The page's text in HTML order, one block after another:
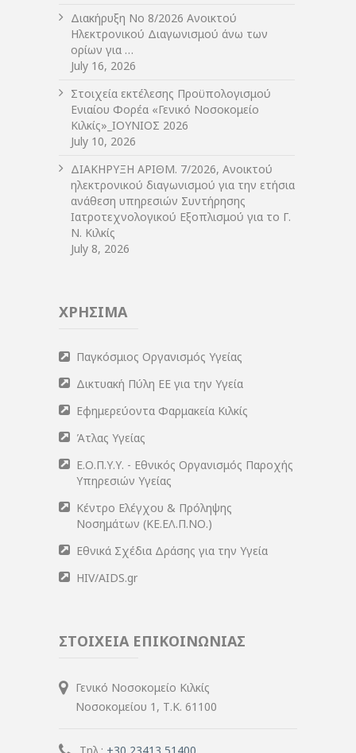
Διακήρυξη Νο 8/2026 Ανοικτού
Ηλεκτρονικού Διαγωνισμού άνω των
ορίων για …
July 16, 2026
Στοιχεία εκτέλεσης Προϋπολογισμού
Ενιαίου Φορέα «Γενικό Νοσοκομείο
Κιλκίς»_ΙΟΥΝΙΟΣ 2026
July 10, 2026
ΔIΑΚΗΡΥΞΗ ΑΡIΘΜ. 7/2026, Ανοικτού
ηλεκτρονικού διαγωνισμού για την ετήσια
ανάθεση υπηρεσιών Συντήρησης
Ιατροτεχνολογικού Εξοπλισμού για το Γ.
Ν. Κιλκίς
July 8, 2026
ΧΡΗΣΙΜΑ
Παγκόσμιος Οργανισμός Υγείας
Δικτυακή Πύλη ΕΕ για την Υγεία
Εφημερεύοντα Φαρμακεία Κιλκίς
Άτλας Υγείας
Ε.Ο.Π.Υ.Υ. - Εθνικός Οργανισμός Παροχής
Υπηρεσιών Υγείας
Κέντρο Ελέγχου & Πρόληψης
Νοσημάτων (ΚΕ.ΕΛ.Π.ΝΟ.)
Εθνικά Σχέδια Δράσης για την Υγεία
HIV/AIDS.gr
ΣΤΟΙΧΕΙΑ ΕΠΙΚΟΙΝΩΝΙΑΣ
Γενικό Νοσοκομείο Κιλκίς
Νοσοκομείου 1, Τ.Κ. 61100